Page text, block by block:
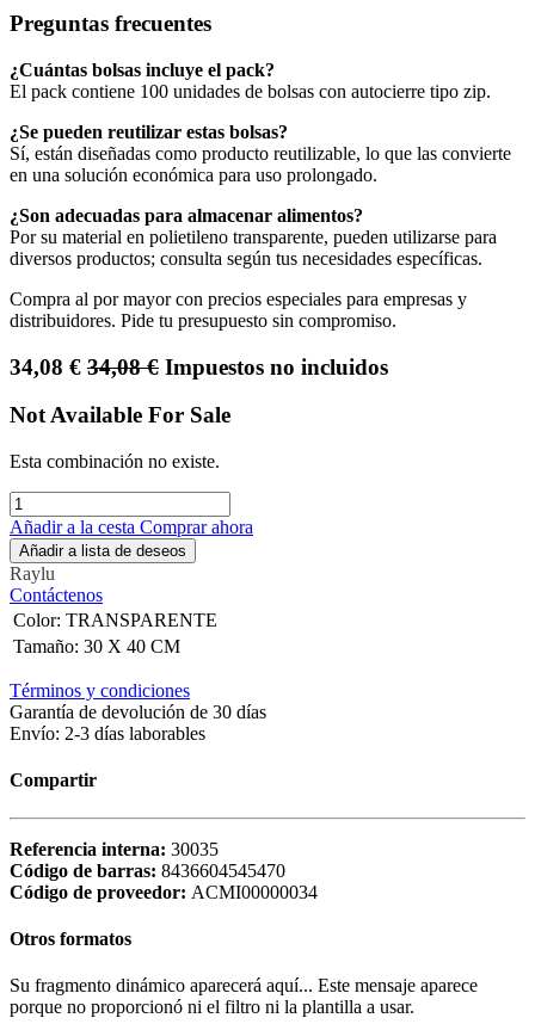
Preguntas frecuentes
¿Cuántas bolsas incluye el pack?
El pack contiene 100 unidades de bolsas con autocierre tipo zip.
¿Se pueden reutilizar estas bolsas?
Sí, están diseñadas como producto reutilizable, lo que las convierte
en una solución económica para uso prolongado.
¿Son adecuadas para almacenar alimentos?
Por su material en polietileno transparente, pueden utilizarse para
diversos productos; consulta según tus necesidades específicas.
Compra al por mayor con precios especiales para empresas y
distribuidores. Pide tu presupuesto sin compromiso.
34,08 € 34,08€ Impuestos no incluidos
Not Available For Sale
Esta combinación no existe.
Añadir a la cesta Comprar ahora
Añadir a lista de deseos
Raylu
Contáctenos
Color: TRANSPARENTE
Tamaño: 30 X 40 CM
Términos y condiciones
Garantía de devolución de 30 días
Envío: 2-3 días laborables
Compartir
Referencia interna: 30035
Código de barras: 8436604545470
Código de proveedor: ACMI00000034
Otros formatos
Su fragmento dinámico aparecerá aquí... Este mensaje aparece
porque no proporcionó ni el filtro ni la plantilla a usar.